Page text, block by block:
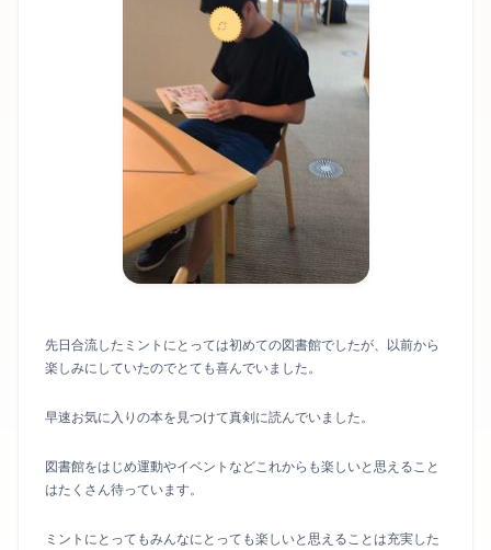
先日合流したミントにとっては初めての図書館でしたが、以前から
楽しみにしていたのでとても喜んでいました。
早速お気に入りの本を見つけて真剣に読んでいました。
図書館をはじめ運動やイベントなどこれからも楽しいと思えること
はたくさん待っています。
ミントにとってもみんなにとっても楽しいと思えることは充実した